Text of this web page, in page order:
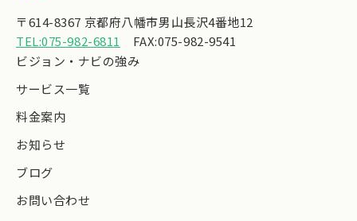
〒614-8367 京都府八幡市男山長沢4番地12
TEL:075-982-6811
FAX:075-982-9541
ビジョン・ナビの強み
サービス一覧
料金案内
お知らせ
ブログ
お問い合わせ